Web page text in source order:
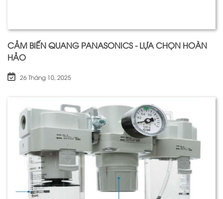
CẢM BIẾN QUANG PANASONICS - LỰA CHỌN HOÀN
HẢO
26 Tháng 10, 2025